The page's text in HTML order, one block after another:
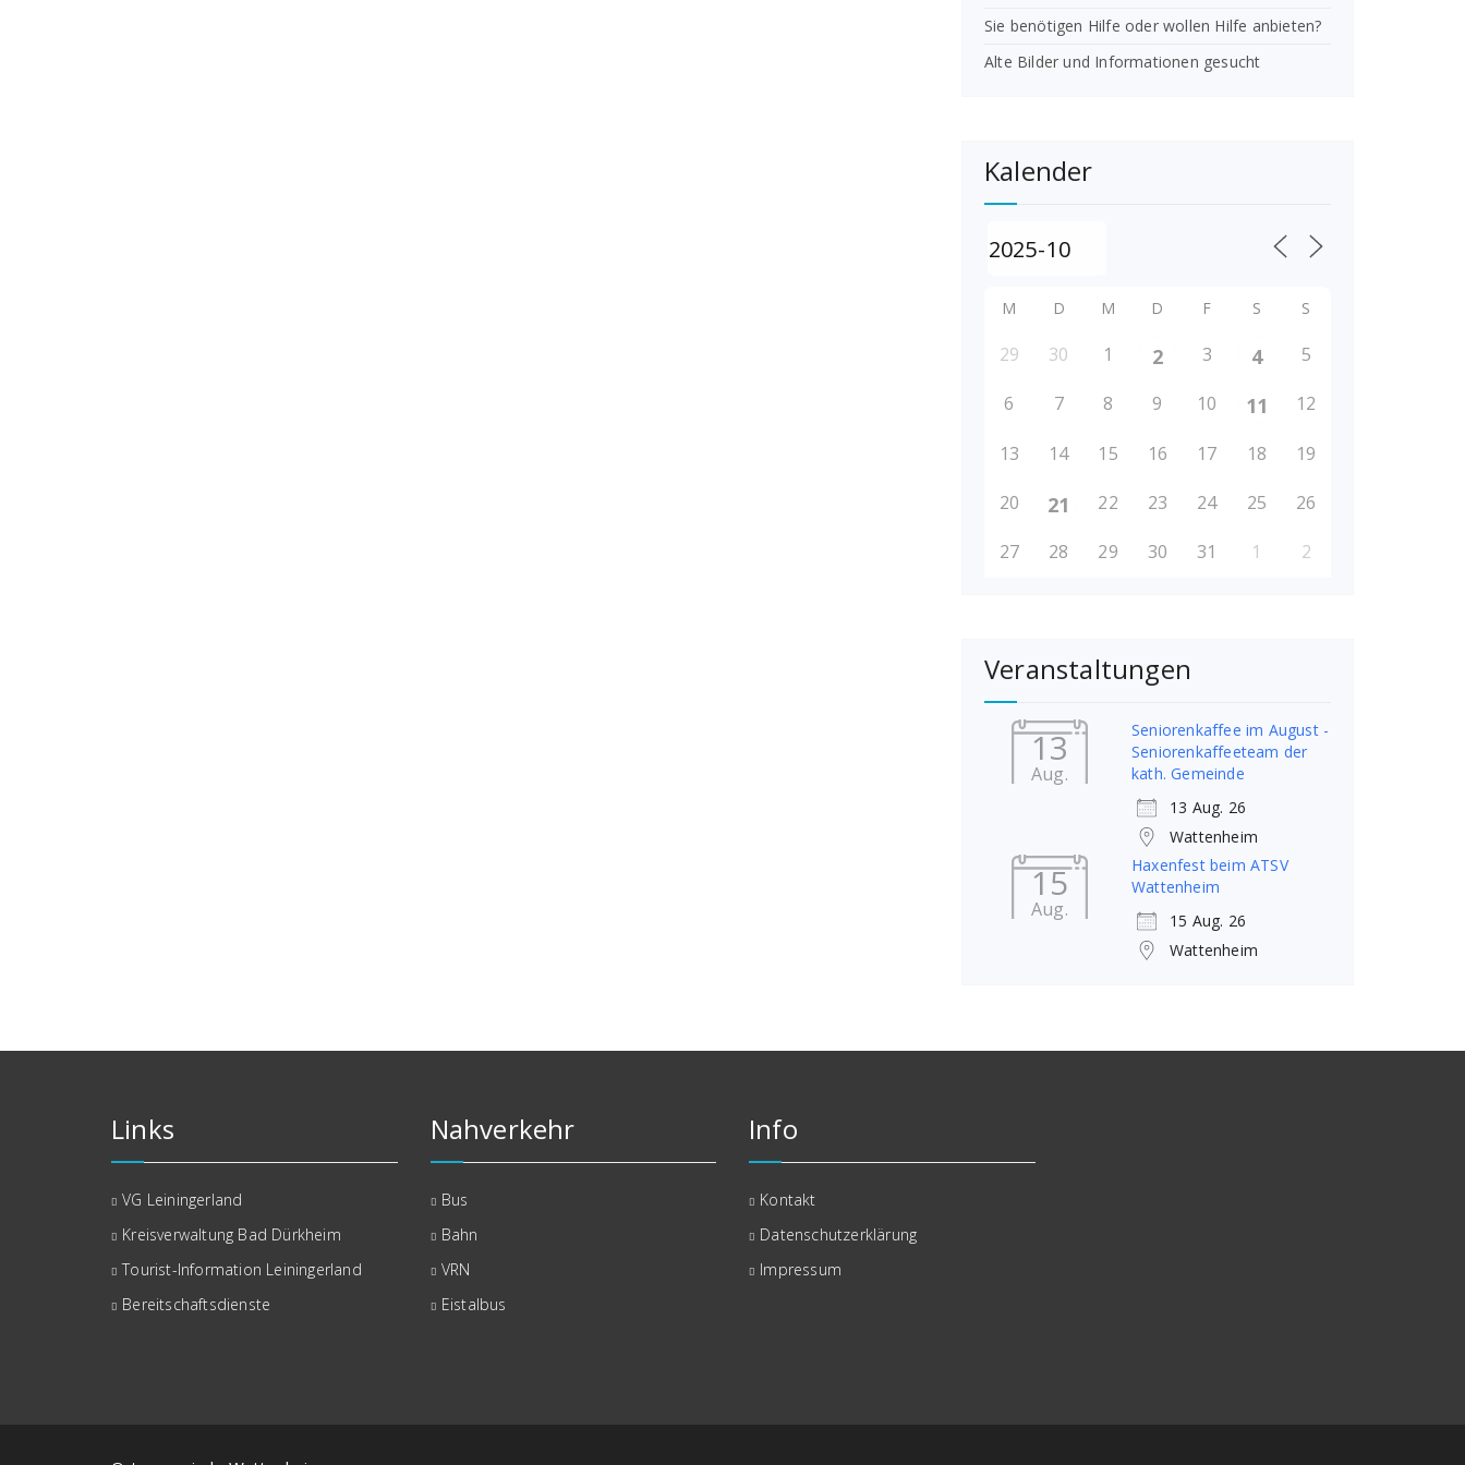
Sie benötigen Hilfe oder wollen Hilfe anbieten?
Alte Bilder und Informationen gesucht
Kalender
M D M D F S S
29 30 1 2 3 4 5
6 7 8 9 10 11 12
13 14 15 16 17 18 19
20 21 22 23 24 25 26
27 28 29 30 31 1 2
Veranstaltungen
13
Aug.
Seniorenkaffee im August -
Seniorenkaffeeteam der
kath. Gemeinde
13 Aug. 26
Wattenheim
15
Aug.
Haxenfest beim ATSV
Wattenheim
15 Aug. 26
Wattenheim
Links
VG Leiningerland
Kreisverwaltung Bad Dürkheim
Tourist-Information Leiningerland
Bereitschaftsdienste
Nahverkehr
Bus
Bahn
VRN
Eistalbus
Info
Kontakt
Datenschutzerklärung
Impressum